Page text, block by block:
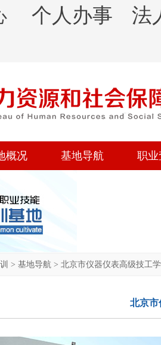
个人办事
法
概况 基地导航 职业
> 基地导航 > 北京市仪器仪表高级技工
北京市